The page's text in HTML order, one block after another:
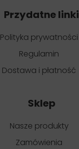
Przydatne linki
Polityka prywatności
Regulamin
Dostawa i płatność
Sklep
Nasze produkty
Zamówienia